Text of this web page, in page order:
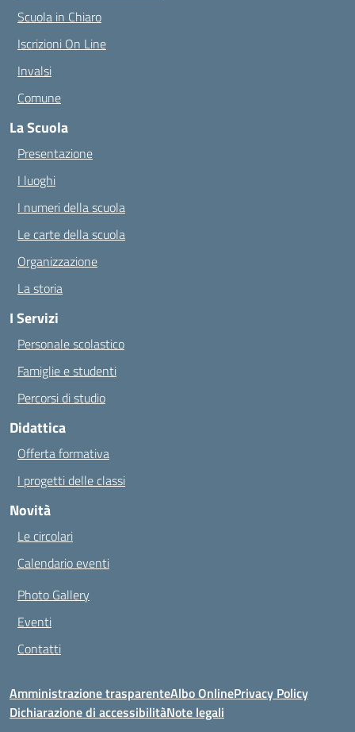
Scuola in Chiaro
Iscrizioni On Line
Invalsi
Comune
La Scuola
Presentazione
I luoghi
I numeri della scuola
Le carte della scuola
Organizzazione
La storia
I Servizi
Personale scolastico
Famiglie e studenti
Percorsi di studio
Didattica
Offerta formativa
I progetti delle classi
Novità
Le circolari
Calendario eventi
Photo Gallery
Eventi
Contatti
Amministrazione trasparenteAlbo OnlinePrivacy Policy
Dichiarazione di accessibilitàNote legali